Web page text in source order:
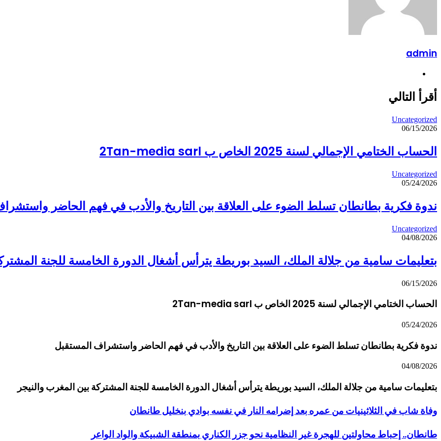
admin
أقرأ التالي
Uncategorized
06/15/2026
الحساب الختامي الإجمالي لسنة 2025 الخاص ب 2Tan-media sarl
Uncategorized
05/24/2026
ندوة فكرية بطانطان تسلط الضوء على العلاقة بين التاريخ والأدب في فهم الحاضر
Uncategorized
04/08/2026
بتعليمات سامية من جلالة الملك، السيد بوريطة يترأس أشغال الدورة الخامسة للجنة
06/15/2026
الحساب الختامي الإجمالي لسنة 2025 الخاص ب 2Tan-media sarl
05/24/2026
ندوة فكرية بطانطان تسلط الضوء على العلاقة بين التاريخ والأدب في فهم الحاضر واستشراف المستقبل
04/08/2026
بتعليمات سامية من جلالة الملك، السيد بوريطة يترأس أشغال الدورة الخامسة للجنة المشتركة بين المغرب والنيجر
وفاة شاب في الثلاثينيات من عمره بعد إضرامه النار في نفسه بوادي بنخليل طانطان
طانطان.. إحباط محاولتين للهجرة غير النظامية نحو جزر الكناري بمنطقة الشبيكة والواد الواعر